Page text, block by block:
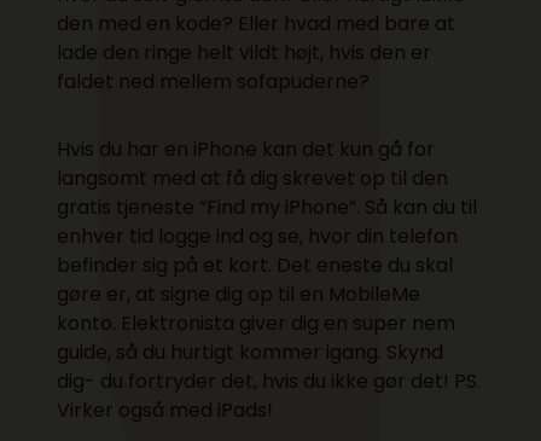
den med en kode? Eller hvad med bare at
lade den ringe helt vildt højt, hvis den er
faldet ned mellem sofapuderne?
Hvis du har en iPhone kan det kun gå for
langsomt med at få dig skrevet op til den
gratis tjeneste “Find my iPhone”. Så kan du til
enhver tid logge ind og se, hvor din telefon
befinder sig på et kort. Det eneste du skal
gøre er, at signe dig op til en MobileMe
konto. Elektronista giver dig en super nem
guide, så du hurtigt kommer igang. Skynd
dig- du fortryder det, hvis du ikke gør det! PS.
Virker også med iPads!